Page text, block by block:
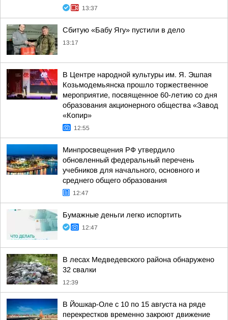
13:37
Сбитую «Бабу Ягу» пустили в дело
13:17
В Центре народной культуры им. Я. Эшпая
Козьмодемьянска прошло торжественное
мероприятие, посвященное 60-летию со дня
образования акционерного общества «Завод
«Копир»
12:55
Минпросвещения РФ утвердило
обновленный федеральный перечень
учебников для начального, основного и
среднего общего образования
12:47
Бумажные деньги легко испортить
12:47
В лесах Медведевского района обнаружено
32 свалки
12:39
В Йошкар-Оле с 10 по 15 августа на ряде
перекрестков временно закроют движение